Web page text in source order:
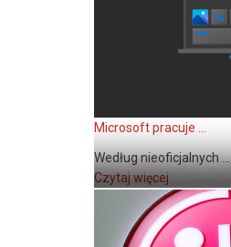
Microsoft pracuje ...
Według nieoficjalnych ...
Czytaj więcej